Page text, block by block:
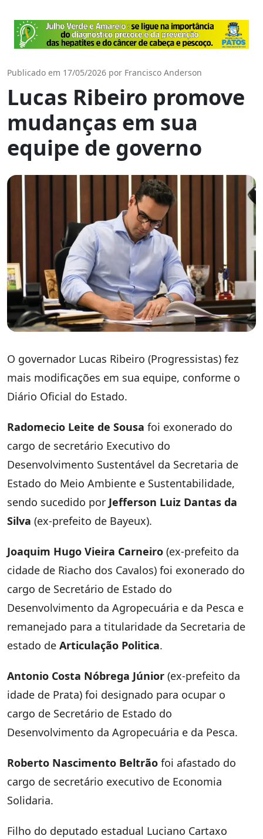
Publicado em 17/05/2026 por Francisco Anderson
Lucas Ribeiro promove
mudanças em sua
equipe de governo
O governador Lucas Ribeiro (Progressistas) fez
mais modificações em sua equipe, conforme o
Diário Oficial do Estado.
Radomecio Leite de Sousa foi exonerado do
cargo de secretário Executivo do
Desenvolvimento Sustentável da Secretaria de
Estado do Meio Ambiente e Sustentabilidade,
sendo sucedido por Jefferson Luiz Dantas da
Silva (ex-prefeito de Bayeux).
Joaquim Hugo Vieira Carneiro (ex-prefeito da
cidade de Riacho dos Cavalos) foi exonerado do
cargo de Secretário de Estado do
Desenvolvimento da Agropecuária e da Pesca e
remanejado para a titularidade da Secretaria de
estado de Articulação Politica.
Antonio Costa Nóbrega Júnior (ex-prefeito da
idade de Prata) foi designado para ocupar o
cargo de Secretário de Estado do
Desenvolvimento da Agropecuária e da Pesca.
Roberto Nascimento Beltrão foi afastado do
cargo de secretário executivo de Economia
Solidaria.
Filho do deputado estadual Luciano Cartaxo